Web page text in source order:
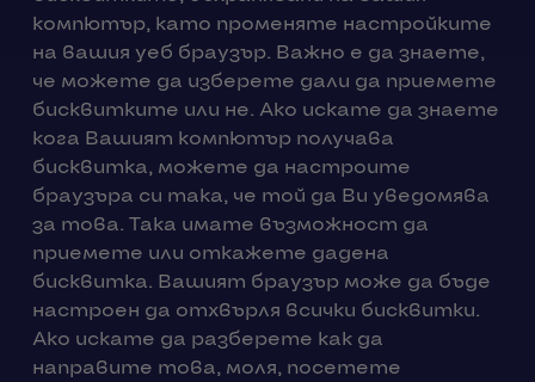
компютър, като променяте настройките
на вашия уеб браузър. Важно е да знаете,
че можете да изберете дали да приемете
бисквитките или не. Ако искате да знаете
кога Вашият компютър получава
бисквитка, можете да настроите
браузъра си така, че той да Ви уведомява
за това. Така имате възможност да
приемете или откажете дадена
бисквитка. Вашият браузър може да бъде
настроен да отхвърля всички бисквитки.
Ако искате да разберете как да
направите това, моля, посетете